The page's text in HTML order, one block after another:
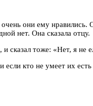
они ему
нет. Она сказала отцу.
сказал тоже: «Нет, я не
кто не умеет их